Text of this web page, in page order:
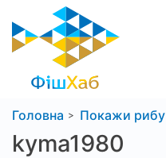
Головна Покажи рибу
kyma1980